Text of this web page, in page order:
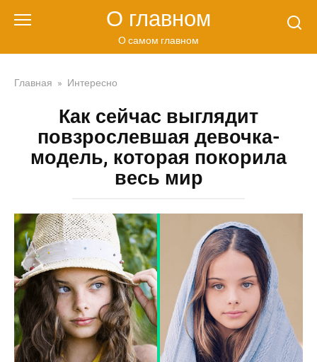
О главном
О самом главном
Главная » Интересно
Как сейчас выглядит
повзрослевшая девочка-
модель, которая покорила
весь мир